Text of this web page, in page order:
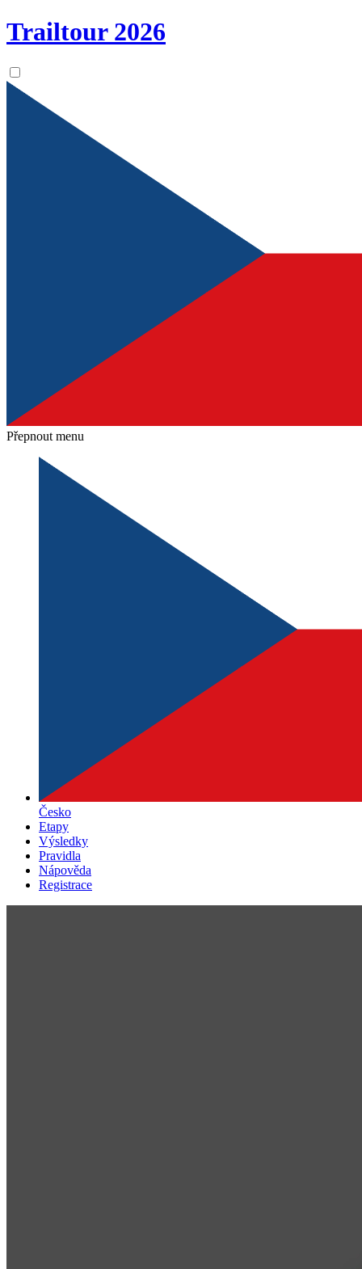
Trailtour 2026
Přepnout menu
Česko
Etapy
Výsledky
Pravidla
Nápověda
Registrace